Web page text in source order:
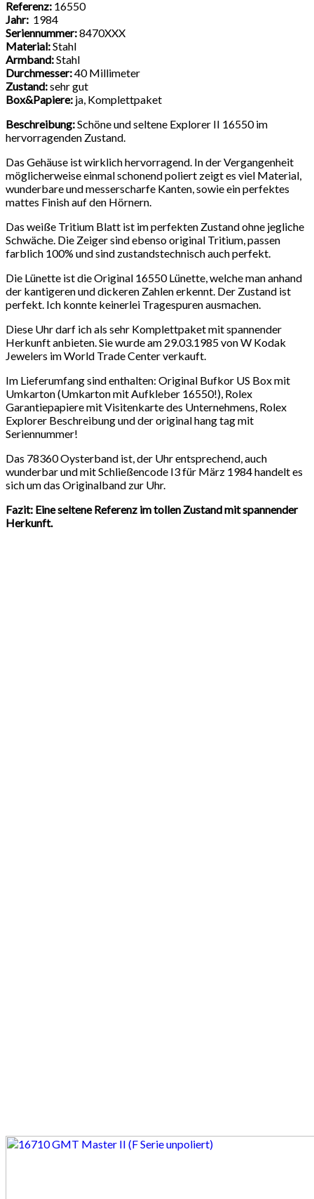
Referenz: 16550
Jahr: 1984
Seriennummer:8470XXX
Material:Stahl
Armband:Stahl
Durchmesser:40 Millimeter
Zustand:sehr gut
Box&Papiere: ja, Komplettpaket
Beschreibung:Schöne und seltene Explorer II 16550 im
hervorragenden Zustand.
Das Gehäuse ist wirklich hervorragend. In der Vergangenheit
möglicherweise einmal schonend poliert zeigt es viel Material,
wunderbare und messerscharfe Kanten, sowie ein perfektes
mattes Finish auf den Hörnern.
Das weiße Tritium Blatt ist im perfekten Zustand ohne jegliche
Schwäche. Die Zeiger sind ebenso original Tritium, passen
farblich 100% und sind zustandstechnisch auch perfekt.
Die Lünette ist die Original 16550 Lünette, welche man anhand
der kantigeren und dickeren Zahlen erkennt. Der Zustand ist
perfekt. Ich konnte keinerlei Tragespuren ausmachen.
Diese Uhr darf ich als sehr Komplettpaket mit spannender
Herkunft anbieten. Sie wurde am 29.03.1985 von W Kodak
Jewelers im World Trade Center verkauft.
Im Lieferumfang sind enthalten: Original Bufkor US Box mit
Umkarton (Umkarton mit Aufkleber 16550!), Rolex
Garantiepapiere mit Visitenkarte des Unternehmens, Rolex
Explorer Beschreibung und der original hang tag mit
Seriennummer!
Das 78360 Oysterband ist, der Uhr entsprechend, auch
wunderbar und mit Schließencode I3 für März 1984 handelt es
sich um das Originalband zur Uhr.
Fazit: Eine seltene Referenz im tollen Zustand mit spannender
Herkunft.